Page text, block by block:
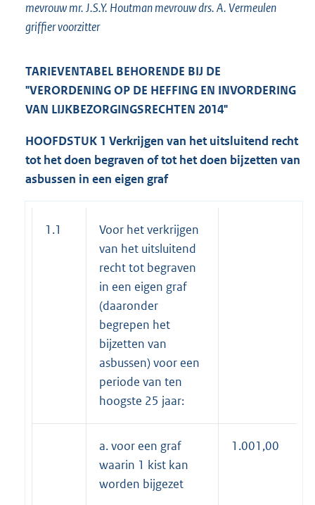
mevrouw mr. J.S.Y. Houtman mevrouw drs. A. Vermeulen
griffier voorzitter
TARIEVENTABEL BEHORENDE BIJ DE
"VERORDENING OP DE HEFFING EN INVORDERING
VAN LIJKBEZORGINGSRECHTEN 2014"
HOOFDSTUK 1 Verkrijgen van het uitsluitend recht
tot het doen begraven of tot het doen bijzetten van
asbussen in een eigen graf
1.1
Voor het verkrijgen
van het uitsluitend
recht tot begraven
in een eigen graf
(daaronder
begrepen het
bijzetten van
asbussen) voor een
periode van ten
hoogste 25 jaar:
a. voor een graf
waarin 1 kist kan
worden bijgezet
1.001,00